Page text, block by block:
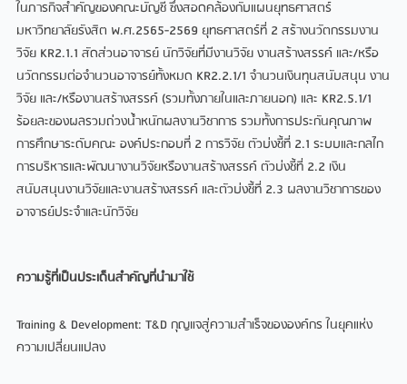
ในภารกิจสำคัญของคณะบัญชี ซึ่งสอดคล้องกับแผนยุทธศาสตร์
มหาวิทยาลัยรังสิต พ.ศ.2565-2569 ยุทธศาสตร์ที่ 2 สร้างนวัตกรรมงาน
วิจัย KR2.1.1 สัดส่วนอาจารย์ นักวิจัยที่มีงานวิจัย งานสร้างสรรค์ และ/หรือ
นวัตกรรมต่อจำนวนอาจารย์ทั้งหมด KR2.2.1/1 จำนวนเงินทุนสนับสนุน งาน
วิจัย และ/หรืองานสร้างสรรค์ (รวมทั้งภายในและภายนอก) และ KR2.5.1/1
ร้อยละของผลรวมถ่วงน้ำหนักผลงานวิชาการ รวมทั้งการประกันคุณภาพ
การศึกษาระดับคณะ องค์ประกอบที่ 2 การวิจัย ตัวบ่งชี้ที่ 2.1 ระบบและกลไก
การบริหารและพัฒนางานวิจัยหรืองานสร้างสรรค์ ตัวบ่งชี้ที่ 2.2 เงิน
สนับสนุนงานวิจัยและงานสร้างสรรค์ และตัวบ่งชี้ที่ 2.3 ผลงานวิชาการของ
อาจารย์ประจำและนักวิจัย
ความรู้ที่เป็นประเด็นสำคัญที่นำมาใช้
Training & Development: T&D กุญแจสู่ความสำเร็จขององค์กร ในยุคแห่ง
ความเปลี่ยนแปลง